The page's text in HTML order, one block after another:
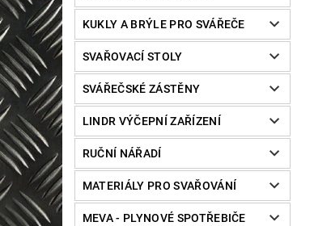
KUKLY A BRÝLE PRO SVÁŘEČE
SVAŘOVACÍ STOLY
SVÁŘEČSKÉ ZÁSTĚNY
LINDR VÝČEPNÍ ZAŘÍZENÍ
RUČNÍ NÁŘADÍ
MATERIÁLY PRO SVAŘOVÁNÍ
MEVA - PLYNOVÉ SPOTŘEBIČE